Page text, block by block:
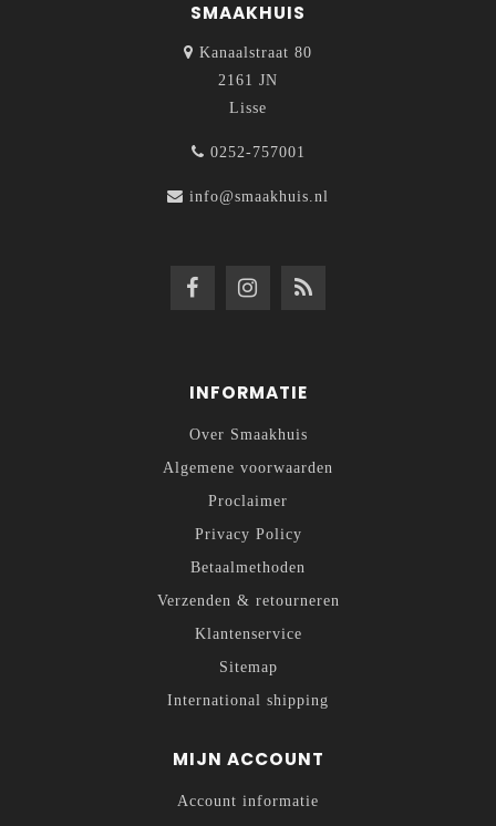
SMAAKHUIS
Kanaalstraat 80
2161 JN
Lisse
0252-757001
info@smaakhuis.nl
INFORMATIE
Over Smaakhuis
Algemene voorwaarden
Proclaimer
Privacy Policy
Betaalmethoden
Verzenden & retourneren
Klantenservice
Sitemap
International shipping
MIJN ACCOUNT
Account informatie